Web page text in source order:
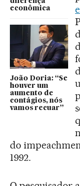
econômica
João Doria: “Se
houver um
aumento de
contágios, nós
vamos recuar”
do
1992.